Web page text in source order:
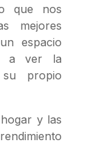
que nos
mejores
espacio
a ver la
propio
y las